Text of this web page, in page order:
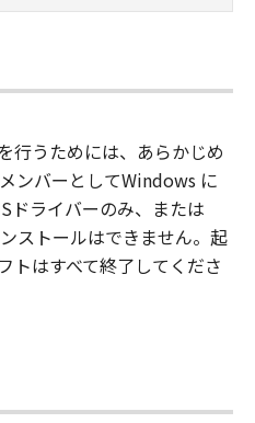
行うためには、あらかじめ
ンバーとしてWindows に
ドライバーのみ、または
ストールはできません。起
トはすべて終了してくださ